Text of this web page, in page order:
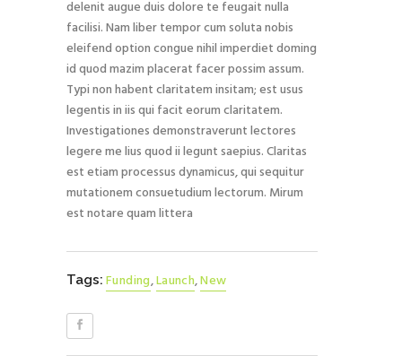
delenit augue duis dolore te feugait nulla
facilisi. Nam liber tempor cum soluta nobis
eleifend option congue nihil imperdiet doming
id quod mazim placerat facer possim assum.
Typi non habent claritatem insitam; est usus
legentis in iis qui facit eorum claritatem.
Investigationes demonstraverunt lectores
legere me lius quod ii legunt saepius. Claritas
est etiam processus dynamicus, qui sequitur
mutationem consuetudium lectorum. Mirum
est notare quam littera
Tags: Funding,Launch,New